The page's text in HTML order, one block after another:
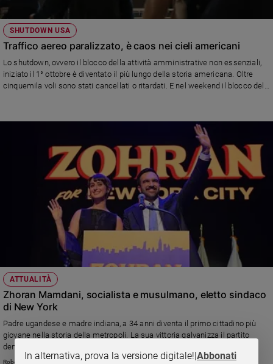
SHUTDOWN USA
Traffico aereo paralizzato, è caos nei cieli americani
Lo shutdown, ovvero il blocco della attività amministrative non essenziali,
iniziato il 1° ottobre è diventato il più lungo della storia americana. Oltre
cinquemila voli sono stati cancellati o ritardati. E nel weekend il blocco del
ATTUALITÀ
Zhoran Mamdani, socialista e musulmano, eletto sindaco
di New York
Padre ugandese e madre indiana, a 34 anni diventa il primo cittadino più
giovane nella storia della metropoli. La sua vittoria galvanizza il partito
democratico, che elegge due donne governatrici in New Jersey e Virginia
Roberto Zichittella
In alternativa, prova la versione digitale!|Abbonati